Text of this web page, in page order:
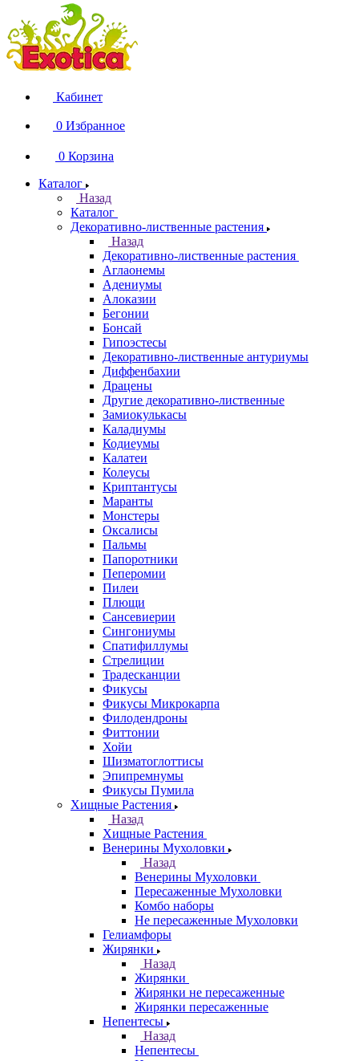
Кабинет
0 Избранное
0 Корзина
Каталог
Назад
Каталог
Декоративно-лиственные растения
Назад
Декоративно-лиственные растения
Аглаонемы
Адениумы
Алоказии
Бегонии
Бонсай
Гипоэстесы
Декоративно-лиственные антуриумы
Диффенбахии
Драцены
Другие декоративно-лиственные
Замиокулькасы
Каладиумы
Кодиеумы
Калатеи
Колеусы
Криптантусы
Маранты
Монстеры
Оксалисы
Пальмы
Папоротники
Пеперомии
Пилеи
Плющи
Сансевиерии
Сингониумы
Спатифиллумы
Стрелиции
Традесканции
Фикусы
Фикусы Микрокарпа
Филодендроны
Фиттонии
Хойи
Шизматоглоттисы
Эпипремнумы
Фикусы Пумила
Хищные Растения
Назад
Хищные Растения
Венерины Мухоловки
Назад
Венерины Мухоловки
Пересаженные Мухоловки
Комбо наборы
Не пересаженные Мухоловки
Гелиамфоры
Жирянки
Назад
Жирянки
Жирянки не пересаженные
Жирянки пересаженные
Непентесы
Назад
Непентесы